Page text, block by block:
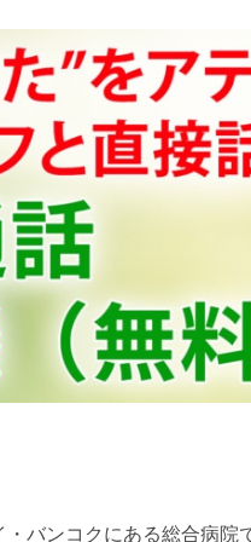
バンコクにある総合病